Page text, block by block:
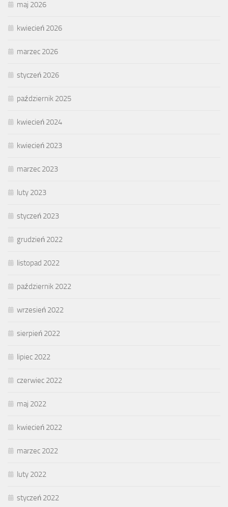
maj 2026
kwiecień 2026
marzec 2026
styczeń 2026
październik 2025
kwiecień 2024
kwiecień 2023
marzec 2023
luty 2023
styczeń 2023
grudzień 2022
listopad 2022
październik 2022
wrzesień 2022
sierpień 2022
lipiec 2022
czerwiec 2022
maj 2022
kwiecień 2022
marzec 2022
luty 2022
styczeń 2022